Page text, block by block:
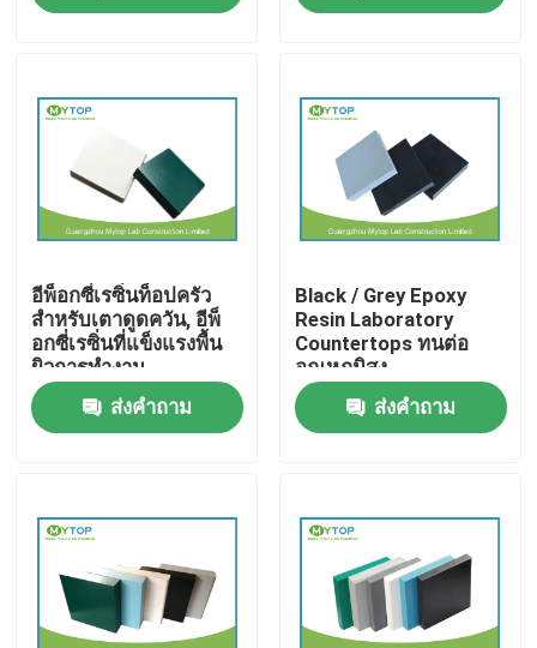
รายชื่อผู้ติดต่อ
ผลิตภัณฑ์
ห้องปฏิบัติการห้องปฏิบัติการมหาวิทยาลัย
เฟอร์นิเจอร์ในโรงพยาบาล
เฟอร์นิเจอร์ห้องปฏิบัติการโลหะ
ห้องปฏิบัติการ Fume Hood
อีพ็อกซี่เรซิ่นท็อปครัว
สำหรับเตาดูดควัน, อีพ็
อกซี่เรซิ่นที่แข็งแรงพื้น
ผิวการทำงาน
ส่งคำถาม
Black / Grey Epoxy
Resin Laboratory
Countertops ทนต่อ
อุณหภูมิสูง
ส่งคำถาม